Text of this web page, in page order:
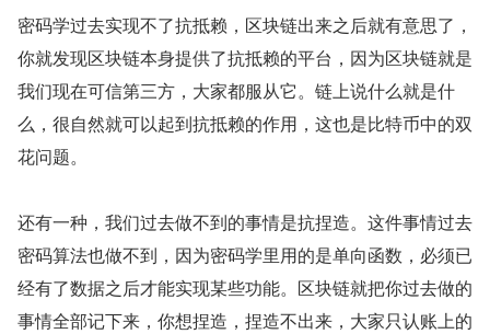
密码学过去实现不了抗抵赖，区块链出来之后就有意思了，
你就发现区块链本身提供了抗抵赖的平台，因为区块链就是
我们现在可信第三方，大家都服从它。链上说什么就是什
么，很自然就可以起到抗抵赖的作用，这也是比特币中的双
花问题。
还有一种，我们过去做不到的事情是抗捏造。这件事情过去
密码算法也做不到，因为密码学里用的是单向函数，必须已
经有了数据之后才能实现某些功能。区块链就把你过去做的
事情全部记下来，你想捏造，捏造不出来，大家只认账上的